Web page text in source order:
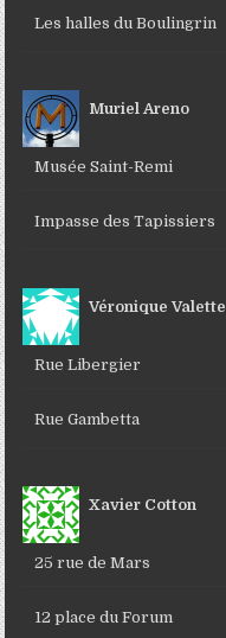
Les halles du Boulingrin
Muriel Areno
Musée Saint-Remi
Impasse des Tapissiers
Véronique Valette
Rue Libergier
Rue Gambetta
Xavier Cotton
25 rue de Mars
12 place du Forum